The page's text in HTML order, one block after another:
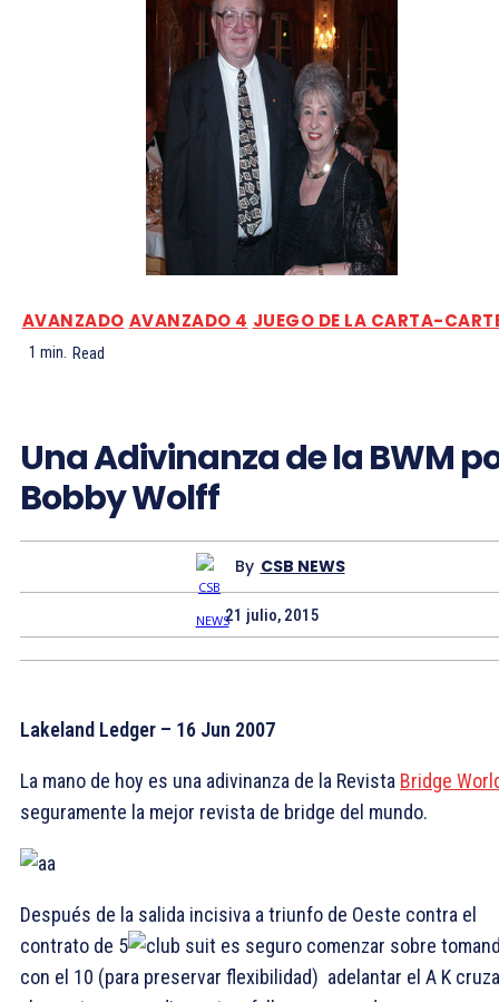
AVANZADO AVANZADO 4 JUEGO DE LA CARTA-
1 min. Read
Una Adivinanza de la BWM
Bobby Wolff
By CSB NEWS
21 julio, 2015
Lakeland Ledger – 16 Jun 2007
La mano de hoy es una adivinanza de la Revista Bridge
seguramente la mejor revista de bridge del mundo.
Después de la salida incisiva a triunfo de Oeste contra el
contrato de 5
es seguro comenzar sobre
con el 10 (para preservar flexibilidad) adelantar el A K